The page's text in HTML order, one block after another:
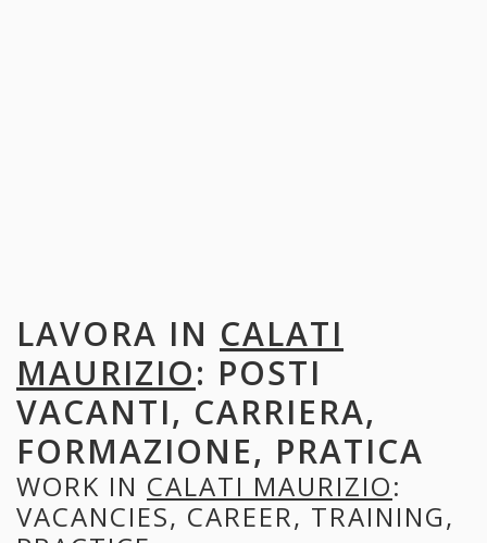
LAVORA IN CALATI
MAURIZIO: POSTI
VACANTI, CARRIERA,
FORMAZIONE, PRATICA
WORK IN CALATI MAURIZIO:
VACANCIES, CAREER, TRAINING,